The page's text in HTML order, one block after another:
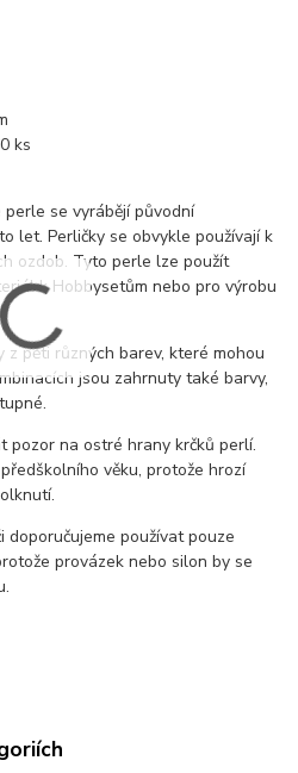
ks
se vyrábějí původní
let. Perličky se obvykle používají k
ozdob. Tyto perle lze použít
k Hobbysetům nebo pro výrobu
z pěti různých barev, které mohou
jsou zahrnuty také barvy,
pozor na ostré hrany krčků perlí.
věku, protože hrozí
doporučujeme používat pouze
provázek nebo silon by se